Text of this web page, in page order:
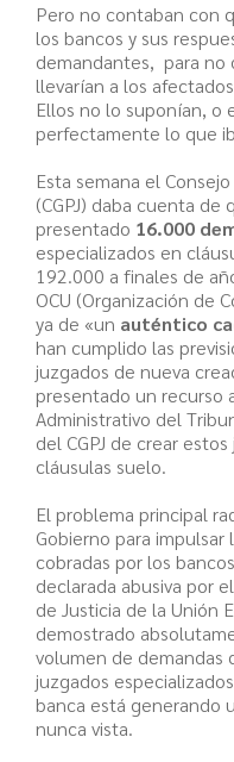
Pero no contaban con
los bancos y sus
demandantes, para no
llevarían a los
Ellos no lo suponían, o
perfectamente lo que
Esta semana el
(CGPJ) daba cuenta de
presentado 16.000
especializados en
192.000 a finales de
OCU (Organización de
ya de «un auténtico
han cumplido las
juzgados de nueva
presentado un recurso
Administrativo del
del CGPJ de crear
cláusulas suelo.
El problema principal
Gobierno para
cobradas por los
declarada abusiva por
de Justicia de la Unión
demostrado
volumen de demandas
juzgados
banca está generando
nunca vista.